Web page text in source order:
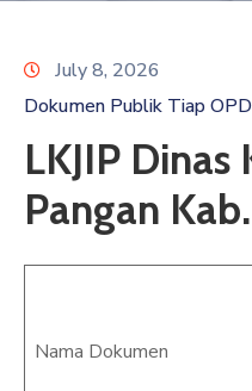
July 8, 2026
Dokumen Publik Tiap OPD
LKJIP Dinas
Pangan
Nama Dokumen